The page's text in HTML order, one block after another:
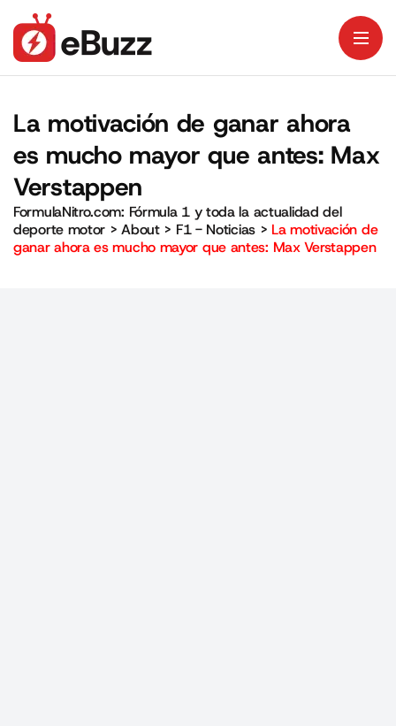
La motivación de ganar ahora
es mucho mayor que antes: Max
Verstappen
FormulaNitro.com: Fórmula 1 y toda la actualidad del
deporte motor >About> F1 - Noticias> La motivación de
ganar ahora es mucho mayor que antes: Max Verstappen